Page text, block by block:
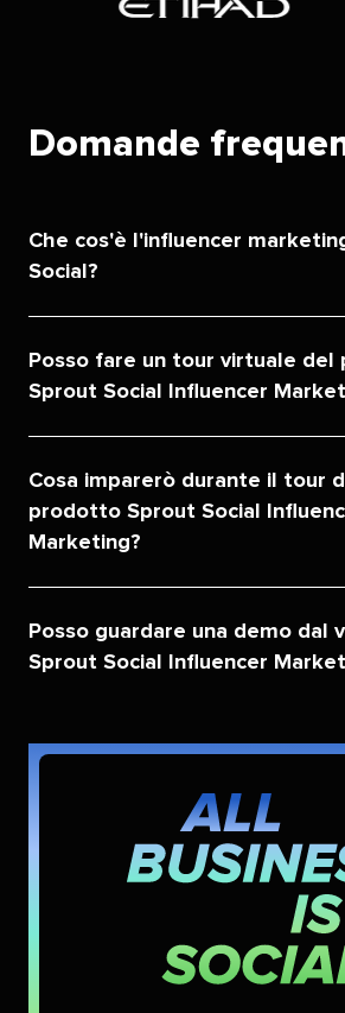
Domande
Che cos'è l'influencer
Social?​​
Posso fare un tour virtuale
Sprout Social Influencer
Cosa imparerò durante il tour
prodotto Sprout Social
Marketing?​​
Posso guardare una demo dal
Sprout Social Influencer